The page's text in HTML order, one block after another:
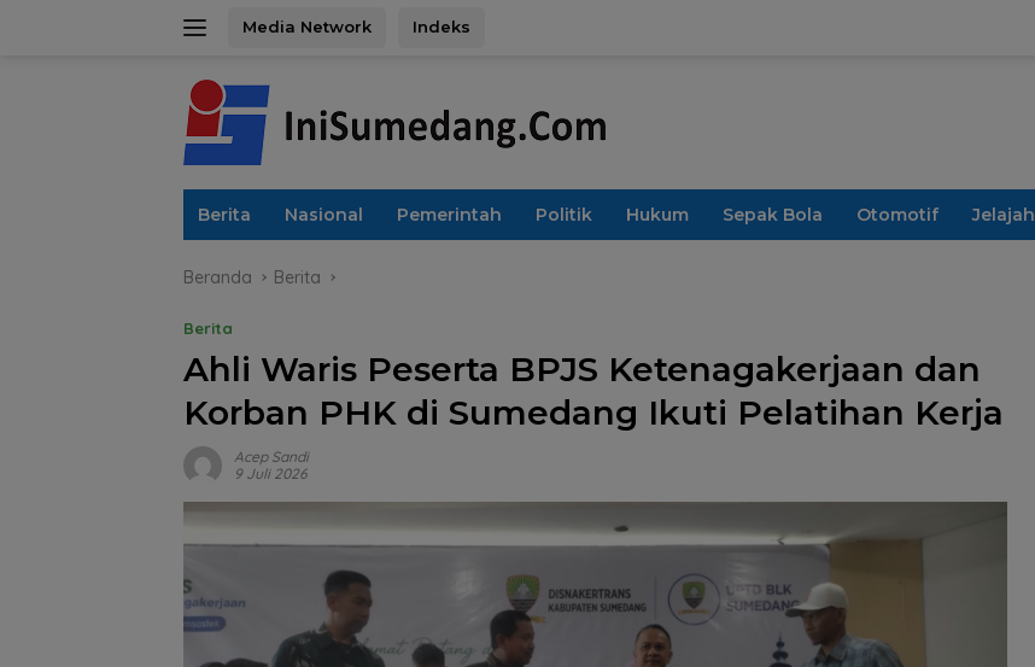
Media Network Indeks
Berita Nasional Pemerintah Politik Hukum Sepak Bola Otomotif Jelajah
Beranda Berita
Berita
Ahli Waris Peserta BPJS Ketenagakerjaan dan
Korban PHK di Sumedang Ikuti Pelatihan Kerja
Acep Sandi
9 Juli 2026